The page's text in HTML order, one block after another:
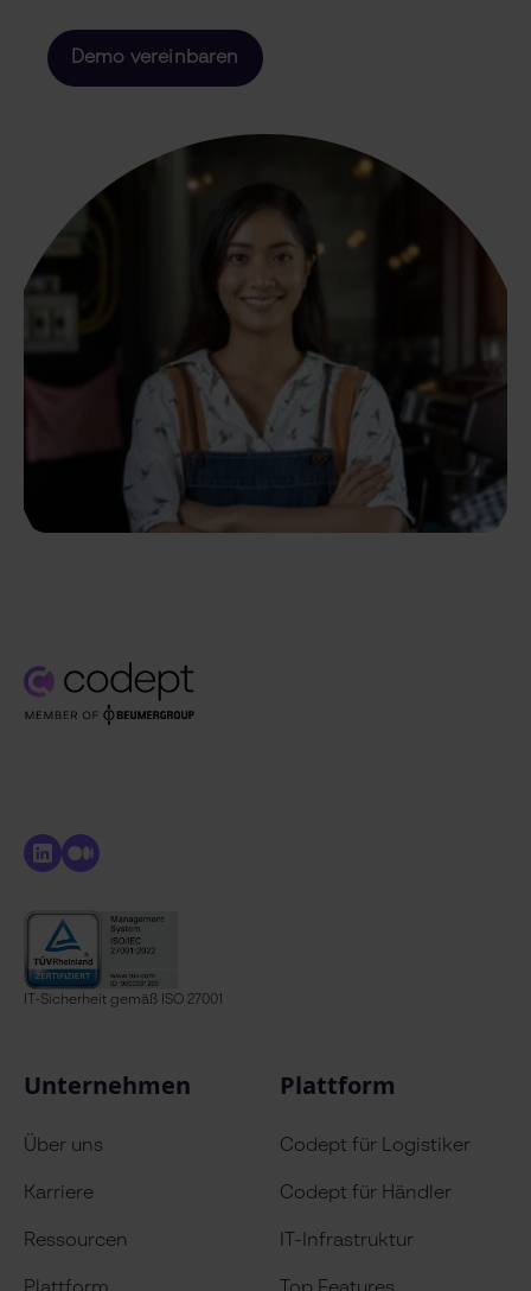
Demo vereinbaren
IT-Sicherheit gemäß ISO 27001
Unternehmen
Über uns
Karriere
Ressourcen
Plattform
Codept für Logistiker
Codept für Händler
IT-Infrastruktur